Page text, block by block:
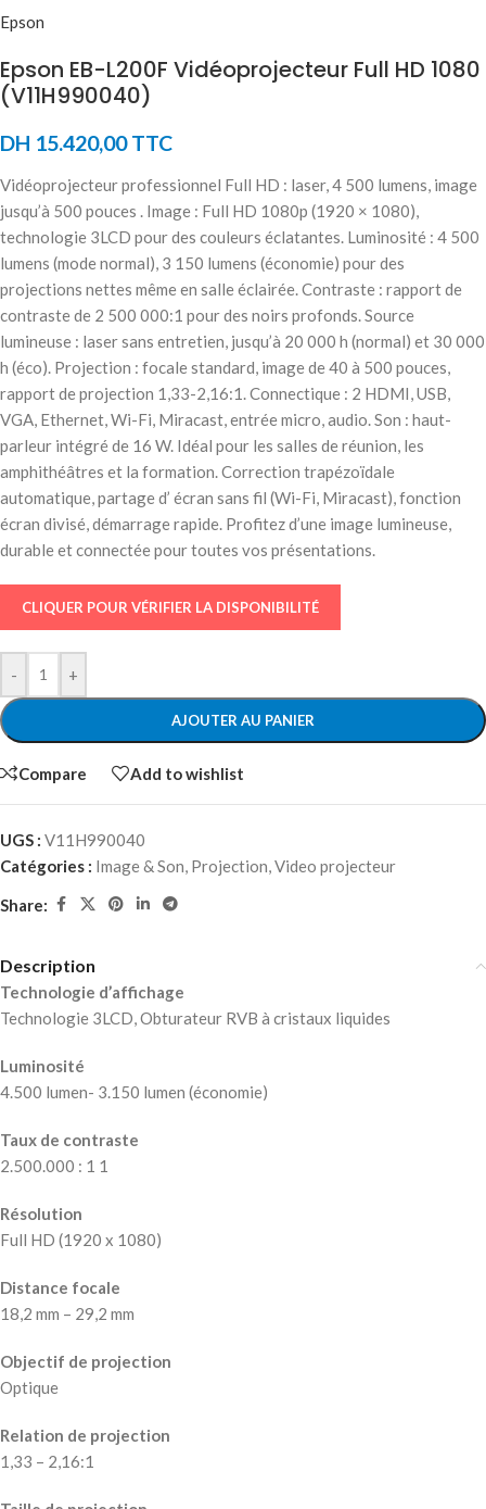
Epson
Epson EB-L200F Vidéoprojecteur Full HD 1080
(V11H990040)
DH 15.420,00TTC
Vidéoprojecteur professionnel Full HD : laser, 4 500 lumens, image
jusqu’à 500 pouces . Image : Full HD 1080p (1920 × 1080),
technologie 3LCD pour des couleurs éclatantes. Luminosité : 4 500
lumens (mode normal), 3 150 lumens (économie) pour des
projections nettes même en salle éclairée. Contraste : rapport de
contraste de 2 500 000:1 pour des noirs profonds. Source
lumineuse : laser sans entretien, jusqu’à 20 000 h (normal) et 30 000
h (éco). Projection : focale standard, image de 40 à 500 pouces,
rapport de projection 1,33-2,16:1. Connectique : 2 HDMI, USB,
VGA, Ethernet, Wi-Fi, Miracast, entrée micro, audio. Son : haut-
parleur intégré de 16 W. Idéal pour les salles de réunion, les
amphithéâtres et la formation. Correction trapézoïdale
automatique, partage d’ écran sans fil (Wi-Fi, Miracast), fonction
écran divisé, démarrage rapide. Profitez d’une image lumineuse,
durable et connectée pour toutes vos présentations.
CLIQUER POUR VÉRIFIER LA DISPONIBILITÉ
- +
AJOUTER AU PANIER
Compare Add to wishlist
UGS : V11H990040
Catégories : Image & Son, Projection,Video projecteur
Share:
Description
Technologie d’affichage
Technologie 3LCD, Obturateur RVB à cristaux liquides
Luminosité
4.500 lumen- 3.150 lumen (économie)
Taux de contraste
2.500.000 : 1 1
Résolution
Full HD (1920 x 1080)
Distance focale
18,2 mm – 29,2 mm
Objectif de projection
Optique
Relation de projection
1,33 – 2,16:1